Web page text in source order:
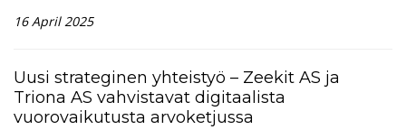
16 April 2025
Uusi strateginen yhteistyö – Zeekit AS ja
Triona AS vahvistavat digitaalista
vuorovaikutusta arvoketjussa